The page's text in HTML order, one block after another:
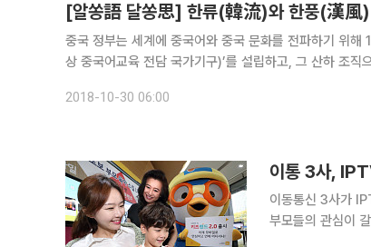
[알쏭語 달쏭思] 한류(韓流)와 한풍(漢
중국 정부는 세계에 중국어와 중국 문화를 전파하기 위
상 중국어교육 전담 국가기구)’를 설립하고, 그 산하 조직
2018-10-30 06:00
이통 3사,
이동통신 3사가
부모들의 관심이 갈